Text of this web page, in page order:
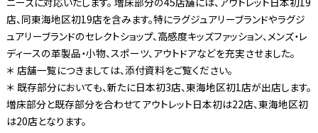
店、同東海地区初19店を含みます。特にラグジュアリーブランドやラグジ
ュアリーブランドのセレクトショップ、高感度キッズファッション、メンズ・レ
ディースの革製品・小物、スポーツ、アウトドアなどを充実させました。
＊ 店舗一覧につきましては、添付資料をご覧ください。
＊ 既存部分においても、新たに日本初3店、東海地区初1店が出店します。
増床部分と既存部分を合わせてアウトレット日本初は22店、東海地区初
は20店となります。